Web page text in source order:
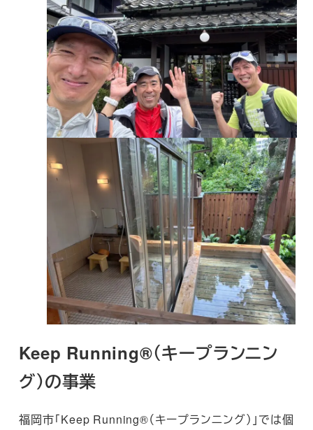
Keep Running®（キープランニン
グ）の事業
福岡市「Keep Running®（キープランニング）」では個